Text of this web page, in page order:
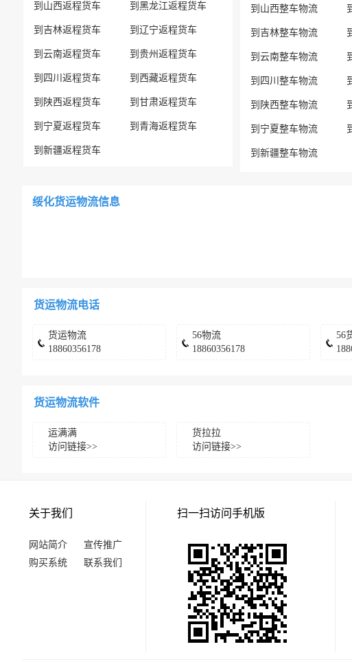
到山西返程货车 到黑龙江返程货车
到吉林返程货车 到辽宁返程货车
到云南返程货车 到贵州返程货车
到四川返程货车 到西藏返程货车
到陕西返程货车 到甘肃返程货车
到宁夏返程货车 到青海返程货车
到新疆返程货车
到山西整车物流
到吉林整车物流
到云南整车物流
到四川整车物流
到陕西整车物流
到宁夏整车物流
到新疆整车物流
绥化货运物流信息
货运物流电话
货运物流
18860356178
56物流
18860356178
56
货运物流软件
运满满
访问链接>>
货拉拉
访问链接>>
关于我们
网站简介
宣传推广
购买系统
联系我们
扫一扫访问手机版